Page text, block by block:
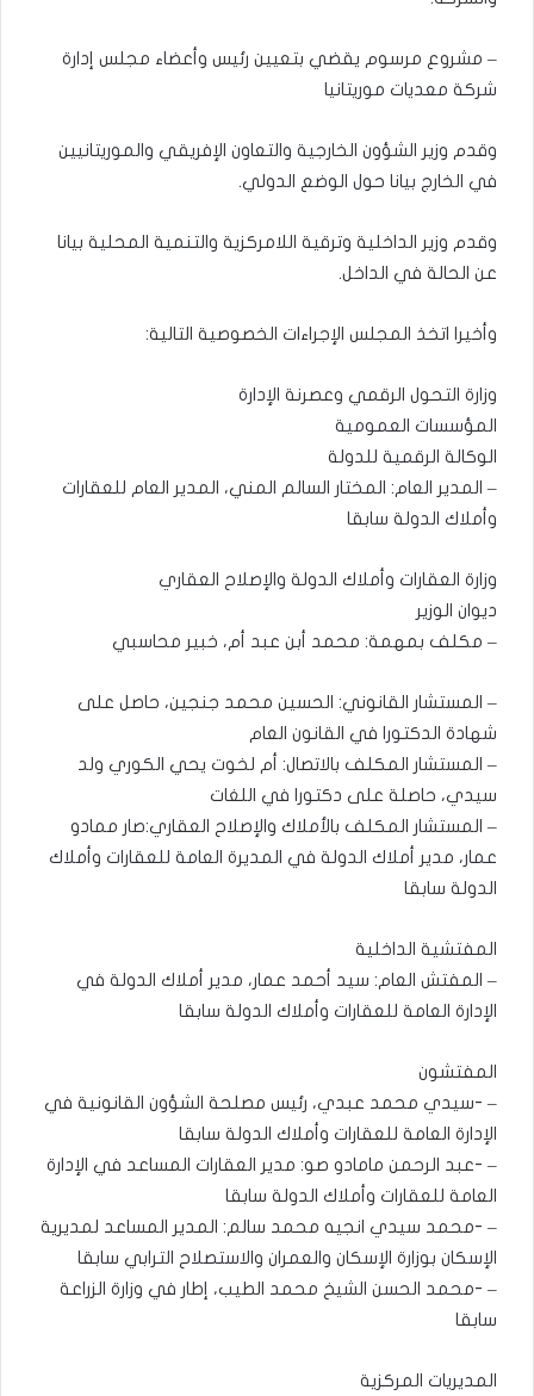
– مشروع مرسوم يقضي بتعيين رئيس وأعضاء مجلس إدارة
شركة معديات موريتانيا
وقدم وزير الشؤون الخارجية والتعاون الإفريقي والموريتانيين
في الخارج بيانا حول الوضع الدولي.
وقدم وزير الداخلية وترقية اللامركزية والتنمية المحلية بيانا
عن الحالة في الداخل.
وأخيرا اتخذ المجلس الإجراءات الخصوصية التالية:
وزارة التحول الرقمي وعصرنة الإدارة
المؤسسات العمومية
الوكالة الرقمية للدولة
– المدير العام: المختار السالم المني، المدير العام للعقارات
وأملاك الدولة سابقا
وزارة العقارات وأملاك الدولة والإصلاح العقاري
ديوان الوزير
– مكلف بمهمة: محمد أبن عبد أم، خبير محاسبي
– المستشار القانوني: الحسين محمد جنجين، حاصل على
شهادة الدكتورا في القانون العام
– المستشار المكلف بالاتصال: أم لخوت يحي الكوري ولد
سيدي، حاصلة على دكتورا في اللغات
– المستشار المكلف بالأملاك والإصلاح العقاري:صار ممادو
عمار، مدير أملاك الدولة في المديرة العامة للعقارات وأملاك
الدولة سابقا
المفتشية الداخلية
– المفتش العام: سيد أحمد عمار، مدير أملاك الدولة في
الإدارة العامة للعقارات وأملاك الدولة سابقا
المفتشون
– -سيدي محمد عبدي، رئيس مصلحة الشؤون القانونية في
الإدارة العامة للعقارات وأملاك الدولة سابقا
– -عبد الرحمن مامادو صو: مدير العقارات المساعد في الإدارة
العامة للعقارات وأملاك الدولة سابقا
– -محمد سيدي انجيه محمد سالم: المدير المساعد لمديرية
الإسكان بوزارة الإسكان والعمران والاستصلاح الترابي سابقا
– -محمد الحسن الشيخ محمد الطيب، إطار في وزارة الزراعة
سابقا
المديريات المركزية